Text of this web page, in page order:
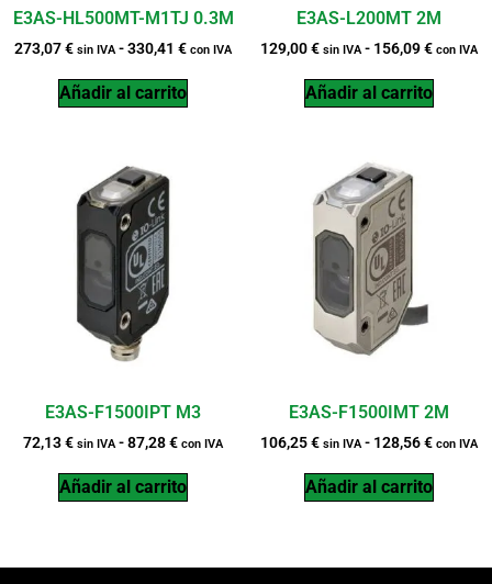
E3AS-HL500MT-M1TJ 0.3M
273,07€ sin IVA -330,41 € con IVA
Añadir al carrito
E3AS-L200MT 2M
129,00€ sin IVA - 156,09€ con IVA
Añadir al carrito
E3AS-F1500IPT M3
72,13€ sin IVA -87,28€ con IVA
Añadir al carrito
E3AS-F1500IMT 2M
106,25€ sin IVA - 128,56€ con IVA
Añadir al carrito